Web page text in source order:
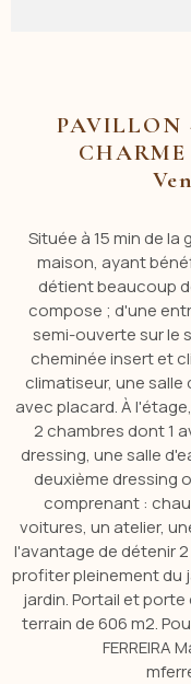
PAVILLON
Située à 15 min de la
maison, ayant
détient beaucoup
compose ; d'une
semi-ouverte sur le
cheminée insert et
climatiseur, une
avec placard. À
2 chambres dont 1
dressing, une salle
deuxième dressing
comprenant :
voitures, un atelier,
l'avantage de détenir
profiter pleinement du
jardin. Portail et
terrain de 606 m2.
FERREIRA